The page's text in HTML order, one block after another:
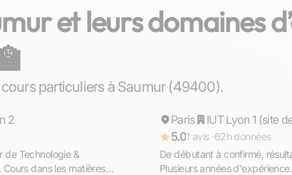
et leurs domaines
particuliers à Saumur (49400).
2
de Technologie &
dans les matières
Répond rapidement
Matteo
Paris
5.01 avis ·62h données
De débutant à confirmé,
Plusieurs années